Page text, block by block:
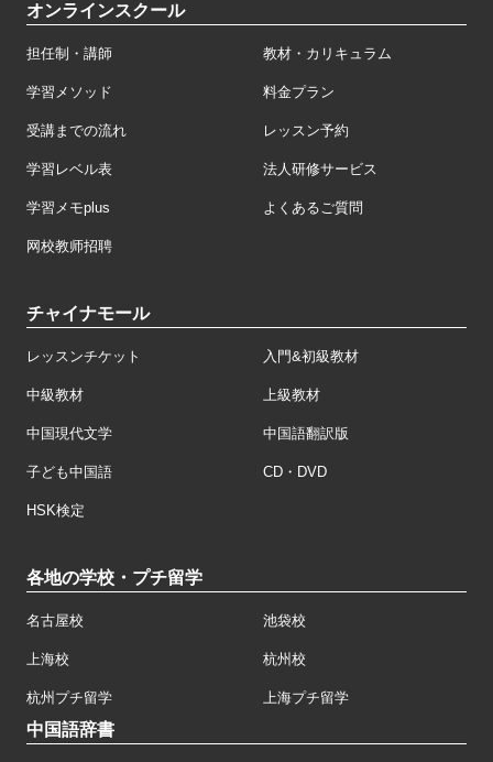
オンラインスクール
担任制・講師 教材・カリキュラム
学習メソッド 料金プラン
受講までの流れ レッスン予約
学習レベル表 法人研修サービス
学習メモplus よくあるご質問
网校教师招聘
チャイナモール
レッスンチケット 入門&初級教材
中級教材 上級教材
中国現代文学 中国語翻訳版
子ども中国語 CD・DVD
HSK検定
各地の学校・プチ留学
名古屋校 池袋校
上海校 杭州校
杭州プチ留学 上海プチ留学
中国語辞書